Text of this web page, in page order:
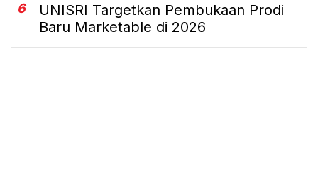
6
UNISRI Targetkan Pembukaan Prodi
Baru Marketable di 2026